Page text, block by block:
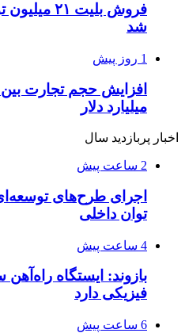
فروش بلیت
شد
1 روز پیش
میلیارد دلار
اخبار پربازدید سال
2 ساعت پیش
اجرای طرح‌های
توان داخلی
4 ساعت پیش
فیزیکی دارد
6 ساعت پیش